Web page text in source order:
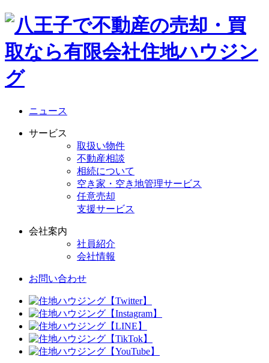
ニュース
サービス
取扱い物件
不動産相談
相続について
空き家・空き地管理サービス
任意売却
支援サービス
会社案内
社員紹介
会社情報
お問い合わせ